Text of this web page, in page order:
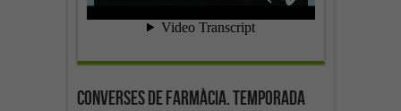
Converses de farmàcia. Temporada